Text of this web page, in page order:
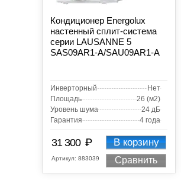
Кондиционер Energolux
настенный сплит-система
серии LAUSANNE 5
SAS09AR1-A/SAU09AR1-A
Инверторный
Нет
Площадь
26 (м2)
Уровень шума
24 дБ
Гарантия
4 года
31 300 ₽
Артикул: 883039
В корзину
Сравнить